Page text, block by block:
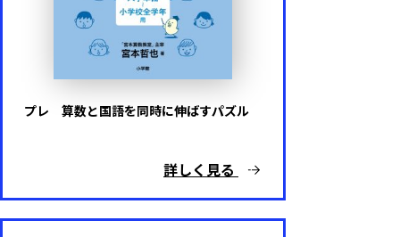
プレ 算数と国語を同時に伸ばすパズル
詳しく見る